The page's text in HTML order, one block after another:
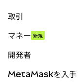
取引
パーペチュアル
RWA
マネー 新規
開発者
MetaMaskを入手